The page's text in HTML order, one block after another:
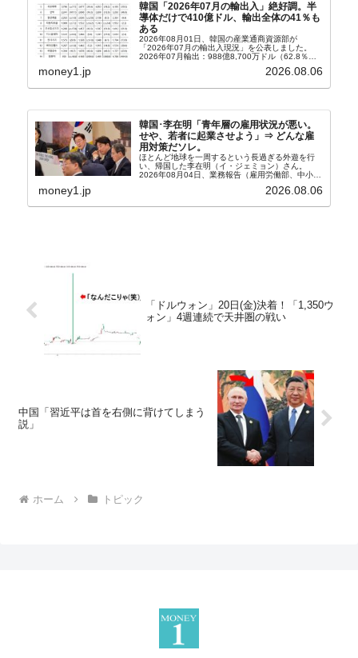
韓国「2026年07月の輸出入」絶好調。半
導体だけで410億ドル、輸出全体の41％も
ある
2026年08月01日、韓国の産業通商資源部が
「2026年07月の輸出入現況」を公表しました。
2026年07月輸出：988億8,700万ドル（62.8％）
money1.jp 2026.08.06
韓国･李在明「青年層の雇用状況が悪い。
せや、若者に起業させよう」⇒ どんな雇
用対策だソレ。
ほとんど地球を一周するという長過ぎる外遊を行
い、帰国した李在明（イ・ジェミョン）さん。
2026年08月04日、業務報告（雇用労働部、中小ベ
上、韓国大統領に成りおおせた李在明（イ・ジェミ
money1.jp 2026.08.06
「ドルウォン」20日(金)決着！「1,350ウ
ォン」4週連続で天井圏の戦い
中国「習近平は首を右側に背けてしまう
説」
ホーム トピック